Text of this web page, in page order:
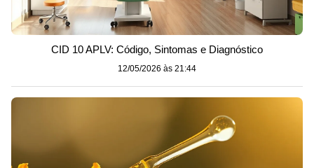
CID 10 APLV: Código, Sintomas e Diagnóstico
12/05/2026 às 21:44